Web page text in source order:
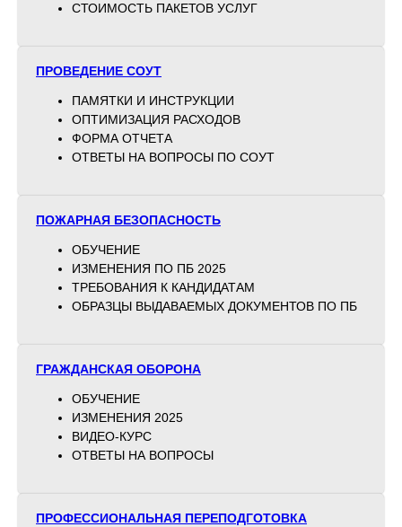
СТОИМОСТЬ ПАКЕТОВ УСЛУГ
ПРОВЕДЕНИЕ СОУТ
ПАМЯТКИ И ИНСТРУКЦИИ
ОПТИМИЗАЦИЯ РАСХОДОВ
ФОРМА ОТЧЕТА
ОТВЕТЫ НА ВОПРОСЫ ПО СОУТ
ПОЖАРНАЯ БЕЗОПАСНОСТЬ
ОБУЧЕНИЕ
ИЗМЕНЕНИЯ ПО ПБ 2025
ТРЕБОВАНИЯ К КАНДИДАТАМ
ОБРАЗЦЫ ВЫДАВАЕМЫХ ДОКУМЕНТОВ ПО ПБ
ГРАЖДАНСКАЯ ОБОРОНА
ОБУЧЕНИЕ
ИЗМЕНЕНИЯ 2025
ВИДЕО-КУРС
ОТВЕТЫ НА ВОПРОСЫ
ПРОФЕССИОНАЛЬНАЯ ПЕРЕПОДГОТОВКА